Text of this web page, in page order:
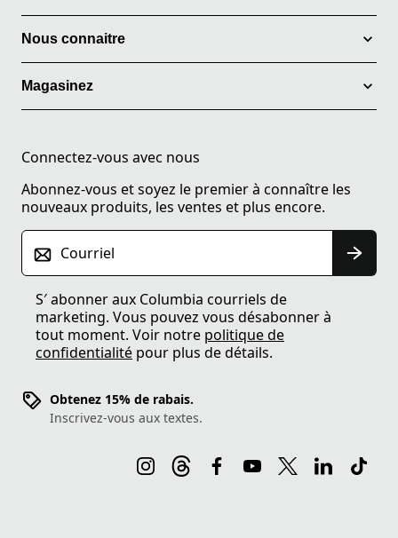
Nous connaitre
Magasinez
Connectez-vous avec nous
Abonnez-vous et soyez le premier à connaître les
nouveaux produits, les ventes et plus encore.
Courriel
S′ abonner aux Columbia courriels de
marketing. Vous pouvez vous désabonner à
tout moment. Voir notre politique de
confidentialité pour plus de détails.
Obtenez 15% de rabais.
Inscrivez-vous aux textes.